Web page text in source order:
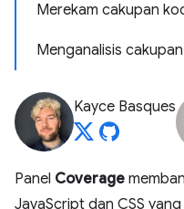
Merekam cakupan
Menganalisis
Kayce Basques
Panel Coverage
JavaScript dan CSS